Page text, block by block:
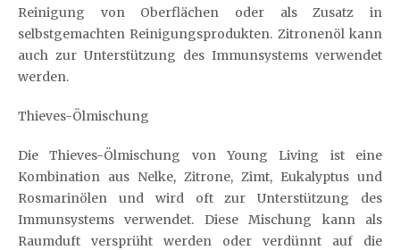
Reinigung von Oberflächen oder als Zusatz in
selbstgemachten Reinigungsprodukten. Zitronenöl kann
auch zur Unterstützung des Immunsystems verwendet
werden.
Thieves-Ölmischung
Die Thieves-Ölmischung von Young Living ist eine
Kombination aus Nelke, Zitrone, Zimt, Eukalyptus und
Rosmarinölen und wird oft zur Unterstützung des
Immunsystems verwendet. Diese Mischung kann als
Raumduft versprüht werden oder verdünnt auf die